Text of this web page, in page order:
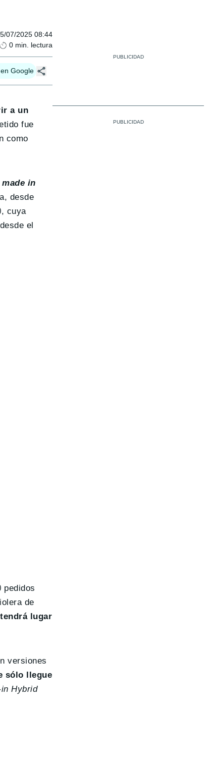
07/2025 08:44
0 min. lectura
Google
a un
fue
como
made in
desde
cuya
el
pedidos
de
lugar
versiones
sólo llegue
Hybrid